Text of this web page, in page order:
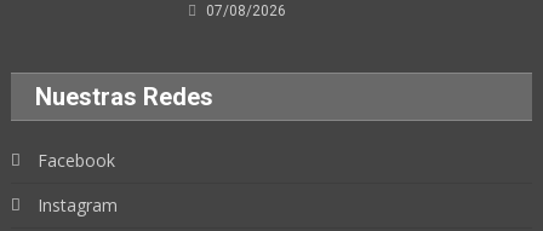
07/08/2026
Nuestras Redes
Facebook
Instagram